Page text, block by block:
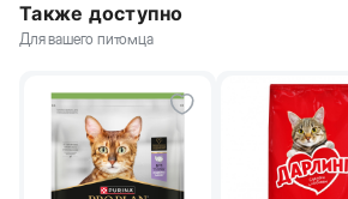
Также доступно
Для вашего питомца